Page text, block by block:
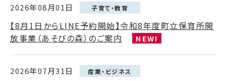
2026年08月01日 子育て・教育
【8月1日からLINE予約開始】令和8年度町立保育所開
放事業（あそびの森）のご案内
NEW!
2026年07月31日 産業・ビジネス